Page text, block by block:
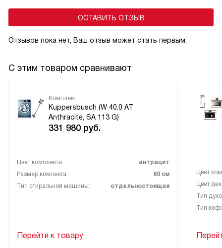
ОСТАВИТЬ ОТЗЫВ
Отзывов пока нет, Ваш отзыв может стать первым.
С этим товаром сравнивают
Комплект
Kuppersbusch (W 40.0 AT
Anthracite, SA 113 G)
331 980 руб.
Цвет комплекта:
антрацит
Размер комлекта:
60 см
Тип стиральной машины:
отдельностоящая
Перейти к товару
Цвет
Цвет
Тип
Тип